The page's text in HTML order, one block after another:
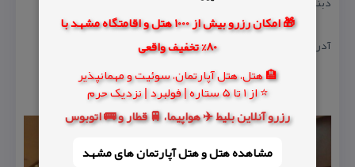
🎁 امکان رزرو بیش از 1000 هتل و اقامتگاه مشهد با
80% تخفیف واقعی
🏨 هتل، هتل آپارتمان، سوئیت و مهمانپذیر
⭐ از 1 تا 5 ستاره | فولبرد | نزدیک حرم
رزرو آنلاین بلیط ✈️ هواپیما، 🚆 قطار و 🚌 اتوبوس
مشاهده هتل و هتل‌ آپارتمان های مشهد
آدرس : مشهد بلوار سجاد، چهارراه بزرگمهر